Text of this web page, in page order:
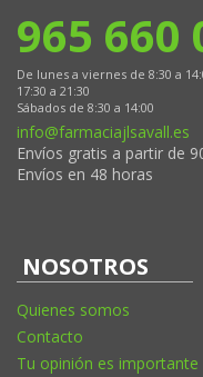
965 660
De lunes a viernes de 8:30 a
17:30 a 21:30
Sábados de 8:30 a 14:00
info@farmaciajlsavall.es
Envíos gratis a partir de
Envíos en 48 horas
NOSOTROS
Quienes somos
Contacto
Tu opinión es importante